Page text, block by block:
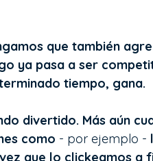
que también
ya pasa a ser
tiempo, gana.
divertido. Más aún
como - por ejemplo -
que lo clickeamos a